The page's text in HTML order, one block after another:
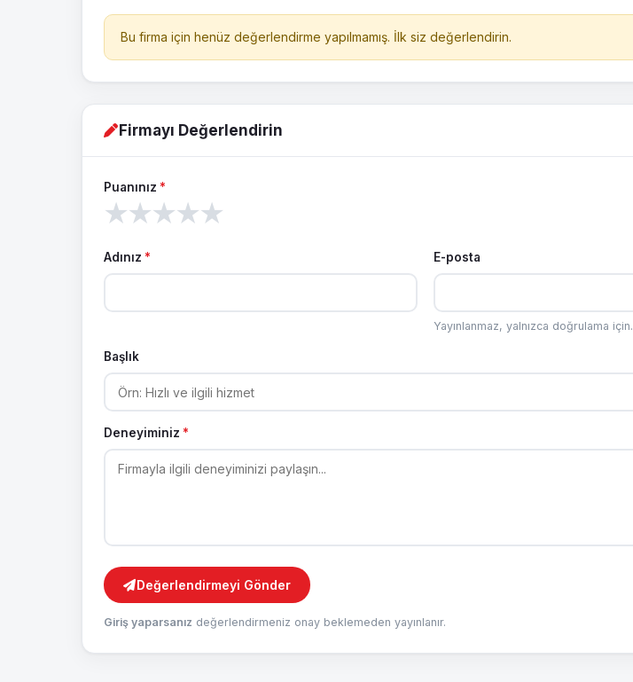
Bu firma için henüz değerlendirme yapılmamış. İlk siz değerlendirin.
Firmayı Değerlendirin
Puanınız *
★
★
★
★
★
Adınız * E-posta
Yayınlanmaz, yalnızca doğrulama için.
Başlık
Deneyiminiz *
Değerlendirmeyi Gönder
Giriş yaparsanız değerlendirmeniz onay beklemeden yayınlanır.